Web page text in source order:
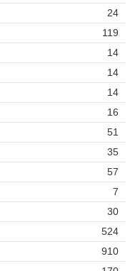
24
119
14
14
14
16
51
35
57
7
30
524
910